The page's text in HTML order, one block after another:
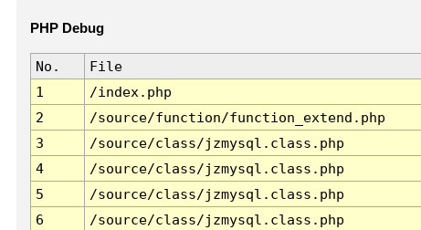
PHP Debug
No. File
1
/index.php
2
/source/function/function_extend.php
3
/source/class/jzmysql.class.php
4
/source/class/jzmysql.class.php
5
/source/class/jzmysql.class.php
6
/source/class/jzmysql.class.php